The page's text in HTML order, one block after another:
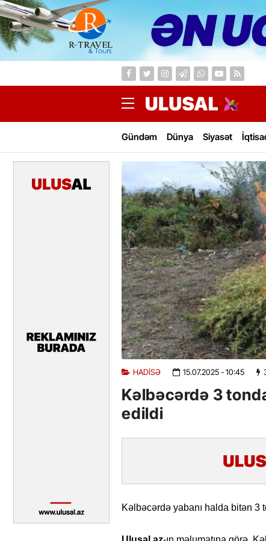
Gündəm Dünya Siyasət
HADISƏ 15.07.2025- 10:45
Kəlbəcərdə 3
edildi
Kəlbəcərdə yabanı halda bitən 3